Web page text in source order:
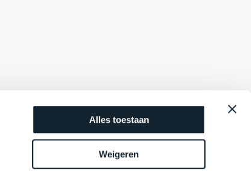
Alles toestaan
Weigeren